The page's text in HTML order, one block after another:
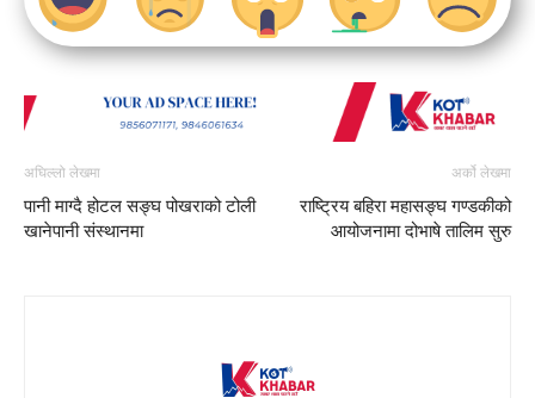
अघिल्लो लेखमा
पानी माग्दै होटल सङ्घ पोखराको टोली
खानेपानी संस्थानमा
अर्को लेखमा
राष्ट्रिय बहिरा महासङ्घ गण्डकीको
आयोजनामा दोभाषे तालिम सुरु